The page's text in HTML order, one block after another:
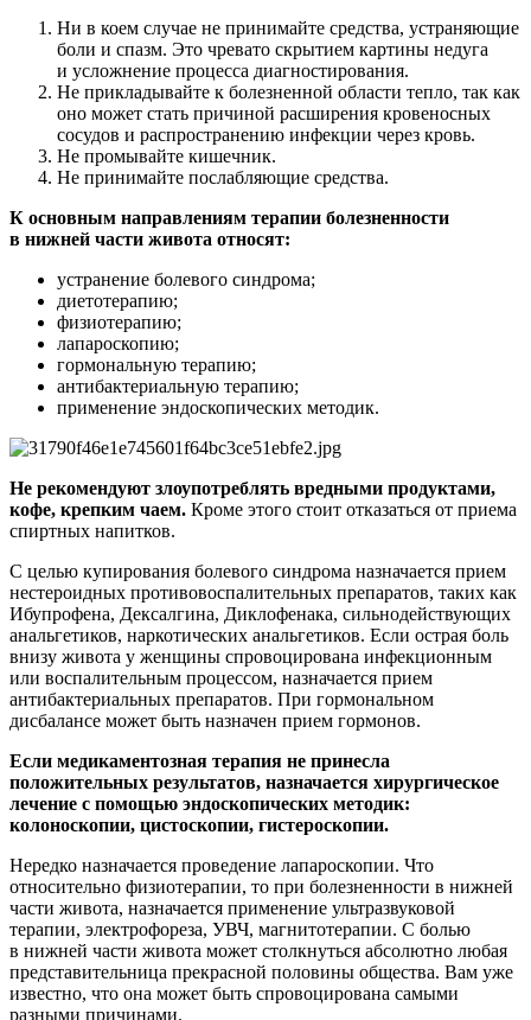
Ни в коем случае не принимайте средства, устраняющие
боли и спазм. Это чревато скрытием картины недуга
и усложнение процесса диагностирования.
Не прикладывайте к болезненной области тепло, так как
оно может стать причиной расширения кровеносных
сосудов и распространению инфекции через кровь.
Не промывайте кишечник.
Не принимайте послабляющие средства.
К основным направлениям терапии болезненности
в нижней части живота относят:
устранение болевого синдрома;
диетотерапию;
физиотерапию;
лапароскопию;
гормональную терапию;
антибактериальную терапию;
применение эндоскопических методик.
Не рекомендуют злоупотреблять вредными продуктами,
кофе, крепким чаем. Кроме этого стоит отказаться от приема
спиртных напитков.
С целью купирования болевого синдрома назначается прием
нестероидных противовоспалительных препаратов, таких как
Ибупрофена, Дексалгина, Диклофенака, сильнодействующих
анальгетиков, наркотических анальгетиков. Если острая боль
внизу живота у женщины спровоцирована инфекционным
или воспалительным процессом, назначается прием
антибактериальных препаратов. При гормональном
дисбалансе может быть назначен прием гормонов.
Если медикаментозная терапия не принесла
положительных результатов, назначается хирургическое
лечение с помощью эндоскопических методик:
колоноскопии, цистоскопии, гистероскопии.
Нередко назначается проведение лапароскопии. Что
относительно физиотерапии, то при болезненности в нижней
части живота, назначается применение ультразвуковой
терапии, электрофореза, УВЧ, магнитотерапии. С болью
в нижней части живота может столкнуться абсолютно любая
представительница прекрасной половины общества. Вам уже
известно, что она может быть спровоцирована самыми
разными причинами.